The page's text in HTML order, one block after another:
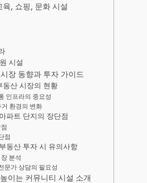
, 쇼핑, 문화 시설
시설
장 동향과 투자 가이드
동산 시장의 현황
인프라의 중요성
환경의 변화
파트 단지의 장단점
점
동산 투자 시 유의사항
분석
문가 상담의 필요성
이는 커뮤니티 시설 소개